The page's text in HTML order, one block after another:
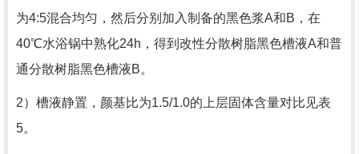
为4:5混合均匀，然后分别加入制备的黑色浆A和B ，在
40℃水浴锅中熟化24h ，得到改性分散树脂黑色槽液A和普
通分散树脂黑色槽液B。
2）槽液静置，颜基比为1.5/1.0的上层固体含量对比见表
5。